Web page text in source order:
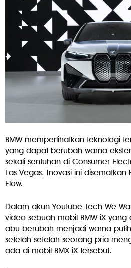
BMW memperlihatkan teknologi
yang dapat berubah warna
sekali sentuhan di Consumer
Las Vegas. Inovasi ini disematkan
Flow.
Dalam akun Youtube Tech We
video sebuah mobil BMW iX
abu berubah menjadi warna
setelah setelah seorang pria
ada di mobil BMX iX tersebut.